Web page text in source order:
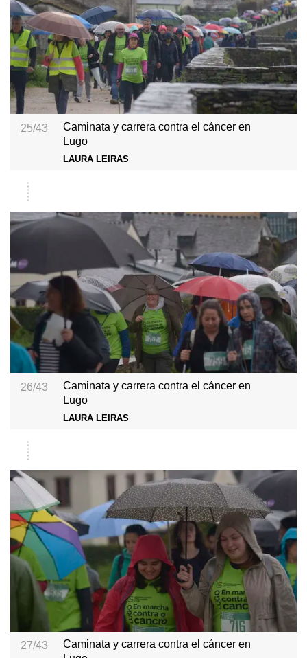
25/43
Caminata y carrera contra el cáncer en
Lugo
LAURA LEIRAS
26/43
Caminata y carrera contra el cáncer en
Lugo
LAURA LEIRAS
27/43
Caminata y carrera contra el cáncer en